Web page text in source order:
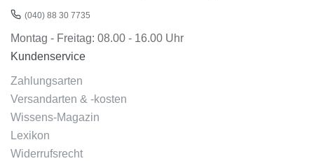
(040) 88 30 7735
Montag - Freitag: 08.00 - 16.00 Uhr
Kundenservice
Zahlungsarten
Versandarten & -kosten
Wissens-Magazin
Lexikon
Widerrufsrecht